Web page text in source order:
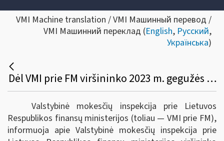
VMI Machine translation / VMI Машинный перевод /
VMI Машинний переклад (English, Русский,
Українська)
Dėl VMI prie FM viršininko 2023 m. gegužės 31 d. įsakymo Nr. VA-42 „Dėl duomenų apie tarptautines mokėjimo operacijas kaupimo, saugojimo ir teikimo taisyklių patvirtinimo“
Valstybinė mokesčių inspekcija prie Lietuvos
Respublikos finansų ministerijos (toliau ― VMI prie FM),
informuoja apie Valstybinė mokesčių inspekcija prie